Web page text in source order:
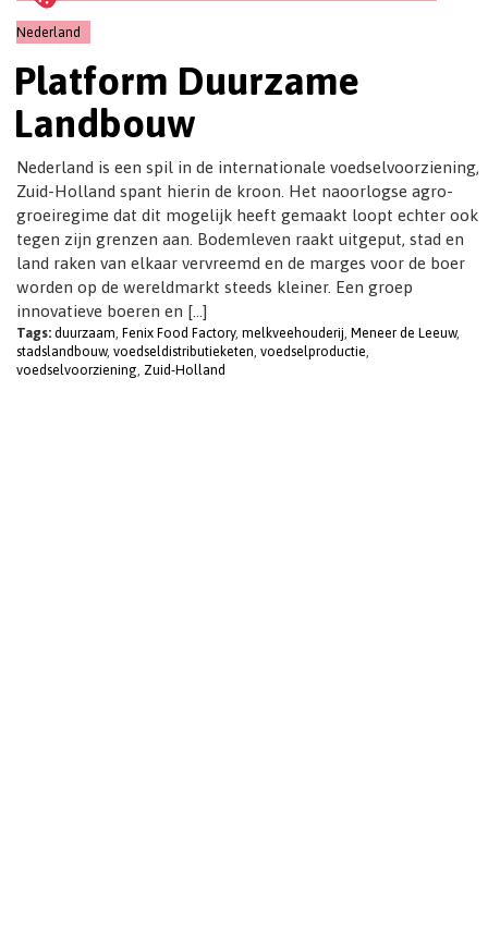
Nederland
Platform Duurzame
Landbouw
Nederland is een spil in de internationale voedselvoorziening,
Zuid-Holland spant hierin de kroon. Het naoorlogse agro-
groeiregime dat dit mogelijk heeft gemaakt loopt echter ook
tegen zijn grenzen aan. Bodemleven raakt uitgeput, stad en
land raken van elkaar vervreemd en de marges voor de boer
worden op de wereldmarkt steeds kleiner. Een groep
innovatieve boeren en […]
Tags: duurzaam, Fenix Food Factory, melkveehouderij, Meneer de Leeuw,
stadslandbouw, voedseldistributieketen, voedselproductie,
voedselvoorziening, Zuid-Holland